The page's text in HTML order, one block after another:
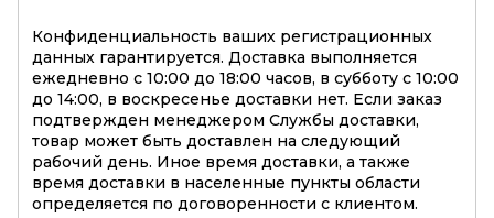
Конфиденциальность ваших регистрационных
данных гарантируется. Доставка выполняется
ежедневно с 10:00 до 18:00 часов, в субботу с 10:00
до 14:00, в воскресенье доставки нет. Если заказ
подтвержден менеджером Службы доставки,
товар может быть доставлен на следующий
рабочий день. Иное время доставки, а также
время доставки в населенные пункты области
определяется по договоренности с клиентом.